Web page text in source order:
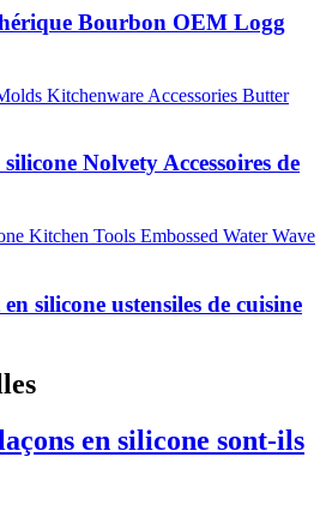
Bourbon OEM Logg
Nolvety Accessoires de
silicone ustensiles de cuisine
en silicone sont-ils